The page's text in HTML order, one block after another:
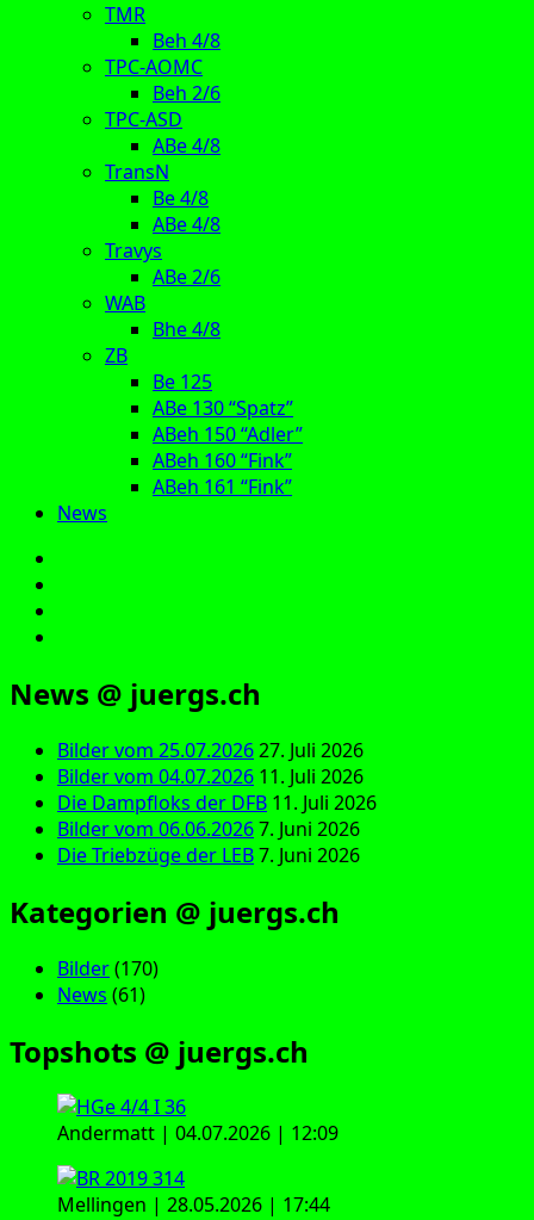
TMR
Beh 4/8
TPC-AOMC
Beh 2/6
TPC-ASD
ABe 4/8
TransN
Be 4/8
ABe 4/8
Travys
ABe 2/6
WAB
Bhe 4/8
ZB
Be 125
ABe 130 “Spatz”
ABeh 150 “Adler”
ABeh 160 “Fink”
ABeh 161 “Fink”
News
News @ juergs.ch
Bilder vom 25.07.202627. Juli 2026
Bilder vom 04.07.2026 11. Juli 2026
Die Dampfloks der DFB 11. Juli 2026
Bilder vom 06.06.20267. Juni 2026
Die Triebzüge der LEB7. Juni 2026
Kategorien @ juergs.ch
Bilder(170)
News (61)
Topshots @ juergs.ch
Andermatt | 04.07.2026 | 12:09
Mellingen | 28.05.2026 | 17:44